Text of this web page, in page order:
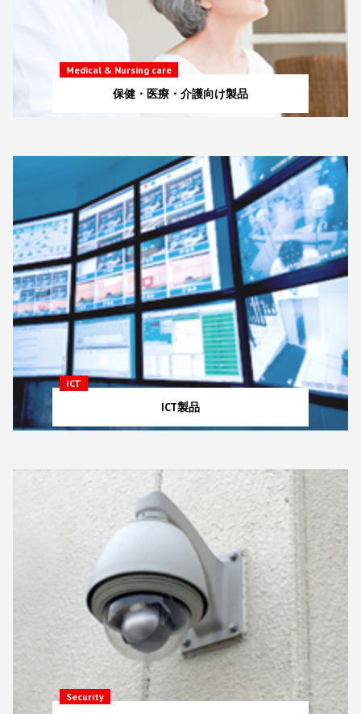
Medical & Nursing care
保健・医療・介護向け製品
ICT
ICT製品
Security